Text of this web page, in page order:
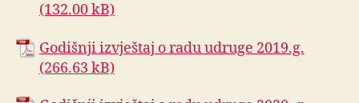
Godišnji izvještaj o radu udruge 2019.g.